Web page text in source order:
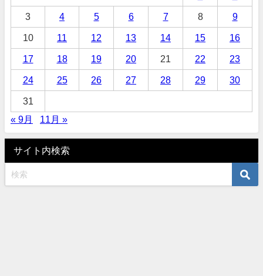
3 4 5 6 7 8 9
10 11 12 13 14 15 16
17 18 19 20 21 22 23
24 25 26 27 28 29 30
31
« 9月
11月 »
サイト内検索